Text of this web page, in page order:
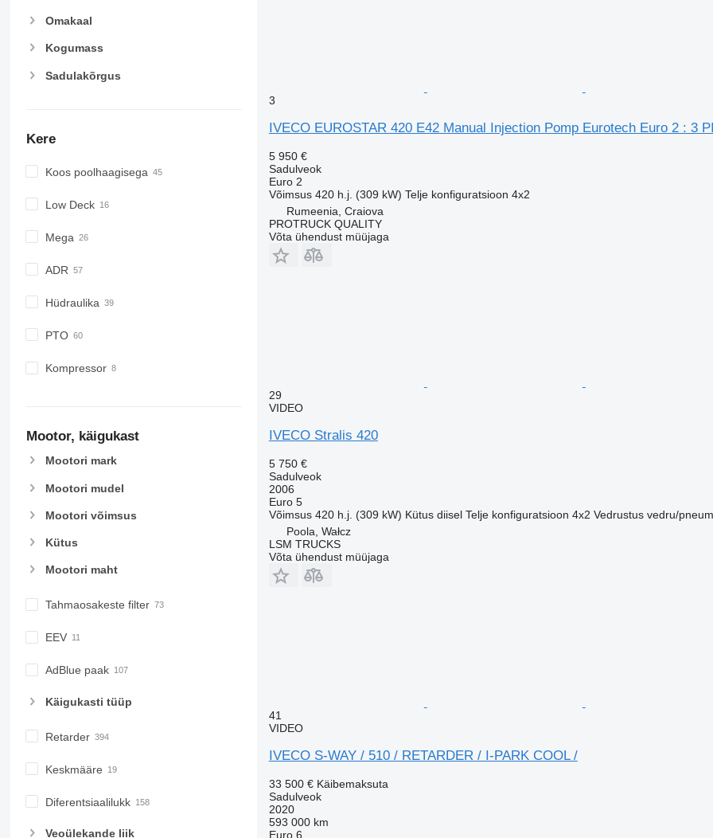
Omakaal
Kogumass
Sadulakõrgus
Kere
Koos poolhaagisega
Low Deck
Mega
ADR
Hüdraulika
PTO
Kompressor
Mootor, käigukast
Mootori mark
Mootori mudel
Mootori võimsus
Kütus
Mootori maht
Tahmaosakeste filter
EEV
AdBlue paak
Käigukasti tüüp
Retarder
Keskmääre
Diferentsiaalilukk
Veoülekande liik
3
IVECO EUROSTAR 420 E42 Manual Injection Pomp Eurotech Euro 2 : 3
5 950 €
Sadulveok
Euro 2
Võimsus 420 h.j. (309 kW) Telje konfiguratsioon 4x2
Rumeenia, Craiova
PROTRUCK QUALITY
Võta ühendust müüjaga
29
VIDEO
IVECO Stralis 420
5 750 €
Sadulveok
2006
Euro 5
Võimsus 420 h.j. (309 kW) Kütus diisel Telje konfiguratsioon 4x2 Vedrustus vedru/
Poola, Wałcz
LSM TRUCKS
Võta ühendust müüjaga
41
VIDEO
IVECO S-WAY / 510 / RETARDER / I-PARK COOL /
33 500 € Käibemaksuta
Sadulveok
2020
593 000 km
Euro 6